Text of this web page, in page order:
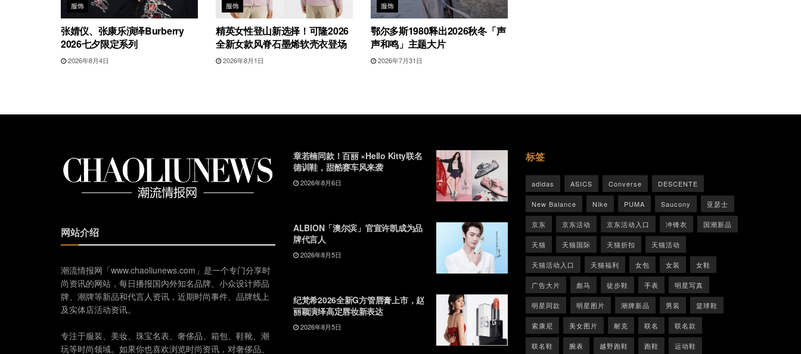
服饰
张婧仪、张康乐演绎Burberry
2026七夕限定系列
2026年8月4日
服饰
精英女性登山新选择！可隆2026
全新女款风脊石墨烯软壳衣登场
2026年8月1日
服饰
鄂尔多斯1980释出2026秋冬「声
声和鸣」主题大片
2026年7月31日
网站介绍
潮流情报网「www.chaoliunews.com」是一个专门分享时
尚资讯的网站，每日播报国内外知名品牌、小众设计师品
牌、潮牌等新品和代言人资讯，近期时尚事件、品牌线上
及实体店活动资讯。
专注于服装、美妆、珠宝名表、奢侈品、箱包、鞋靴、潮
玩等时尚领域。如果你也喜欢浏览时尚资讯，对奢侈品、
章若楠同款！百丽 ×Hello Kitty联名
德训鞋，甜酷赛车风来袭
2026年8月6日
ALBION「澳尔滨」官宣许凯成为品
牌代言人
2026年8月5日
纪梵希2026全新G方管唇膏上市，赵
丽颖演绎高定唇妆新表达
2026年8月5日
标签
adidas ASICS Converse DESCENTE
New Balance Nike PUMA Saucony 亚瑟士
京东 京东活动 京东活动入口 冲锋衣 国潮新品
天猫 天猫国际 天猫折扣 天猫活动
天猫活动入口 天猫福利 女包 女装 女鞋
广告大片 彪马 徒步鞋 手表 明星写真
明星同款 明星图片 潮牌新品 男装 篮球鞋
索康尼 美女图片 耐克 联名 联名款
联名鞋 腕表 越野跑鞋 跑鞋 运动鞋